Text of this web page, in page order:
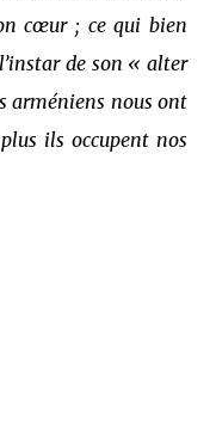
cœur ; ce qui bien
de son « alter
arméniens nous ont
ils occupent nos